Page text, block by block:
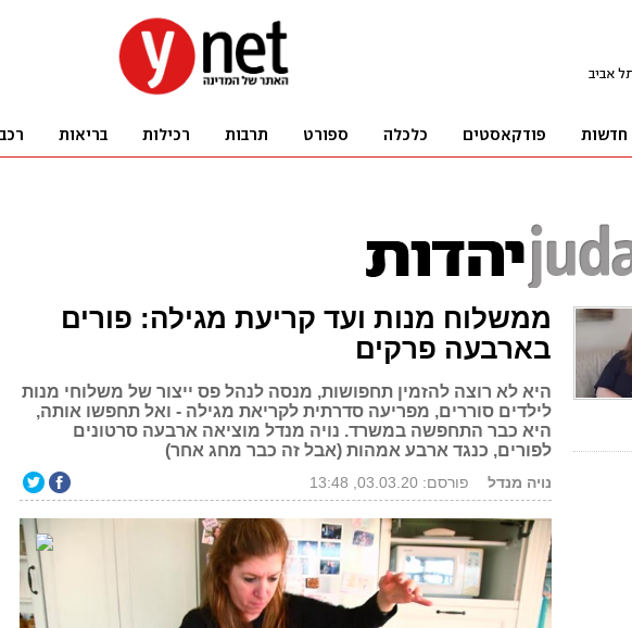
ממשלוח מנות ועד קריעת מגילה: פורים
בארבעה פרקים
היא לא רוצה להזמין תחפושות, מנסה לנהל פס ייצור של משלוחי מנות
לילדים סוררים, מפריעה סדרתית לקריאת מגילה - ואל תחפשו אותה,
היא כבר התחפשה במשרד. נויה מנדל מוציאה ארבעה סרטונים
לפורים, כנגד ארבע אמהות (אבל זה כבר מחג אחר)
נויה מנדל פורסם: 03.03.20, 13:48